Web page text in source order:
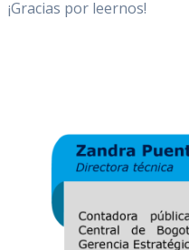
¡Gracias por leernos!